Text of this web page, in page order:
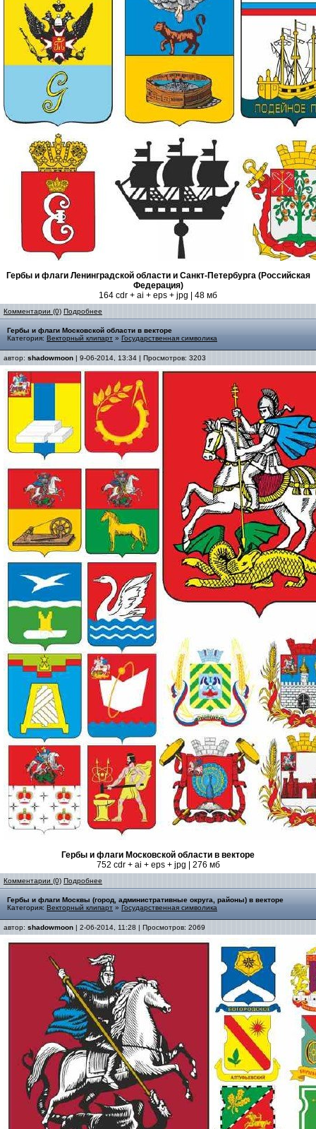
Гербы и флаги Ленинградской области и Санкт-Петербурга (Российская
Федерация)
164 cdr + ai + eps + jpg | 48 мб
Комментарии (0) Подробнее
Гербы и флаги Московской области в векторе
Категория: Векторный клипарт » Государственная символика
автор: shadowmoon | 9-06-2014, 13:34 | Просмотров: 3203
Гербы и флаги Московской области в векторе
752 cdr + ai + eps + jpg | 276 мб
Комментарии (0) Подробнее
Гербы и флаги Москвы (город, административные округа, районы) в векторе
Категория: Векторный клипарт » Государственная символика
автор: shadowmoon | 2-06-2014, 11:28 | Просмотров: 2069